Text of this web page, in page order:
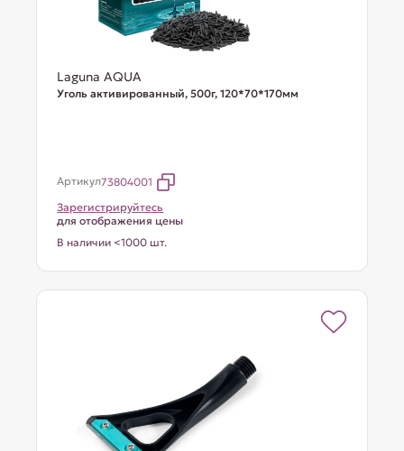
Laguna AQUA
Уголь активированный, 500г, 120*70*170мм
Артикул73804001
Зарегистрируйтесь
для отображения цены
В наличии <1000 шт.